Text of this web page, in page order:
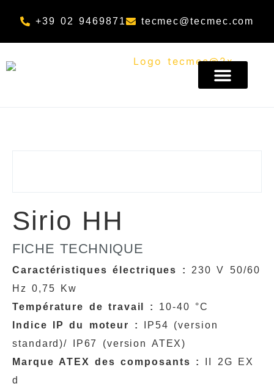
+39 02 9469871 tecmec@tecmec.com
Sirio HH
FICHE TECHNIQUE
Caractéristiques électriques :
230 V 50/60
Hz 0,75 Kw
Température de travail :
10-40 °C
Indice IP du moteur :
IP54 (version
standard)/ IP67 (version ATEX)
Marque ATEX des composants :
II 2G EX
d